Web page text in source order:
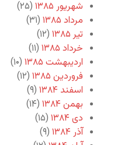
شهریور ۱۳۸۵
(۲۵)
مرداد ۱۳۸۵
(۳۱)
تیر ۱۳۸۵
(۱۲)
خرداد ۱۳۸۵
(۱۱)
اردیبهشت ۱۳۸۵
(۱۰)
فروردین ۱۳۸۵
(۱۲)
اسفند ۱۳۸۴
(۹)
بهمن ۱۳۸۴
(۱۴)
دی ۱۳۸۴
(۱۵)
آذر ۱۳۸۴
(۹)